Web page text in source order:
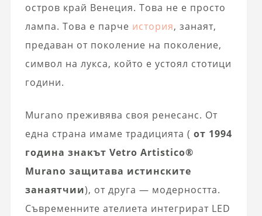
остров край Венеция. Това не е просто
лампа. Това е парче история, занаят,
предаван от поколение на поколение,
символ на лукса, който е устоял стотици
години.
Murano преживява своя ренесанс. От
една страна имаме традицията ( от 1994
година знакът Vetro Artistico®
Murano защитава истинските
занаятчии), от друга — модерността.
Съвременните ателиета интегрират LED